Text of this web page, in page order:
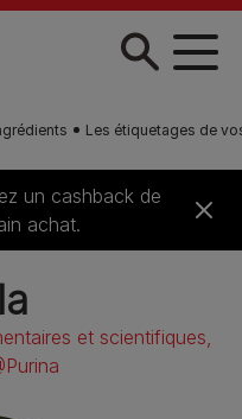
Les étiquetages de
un cashback de
achat.
et scientifiques,